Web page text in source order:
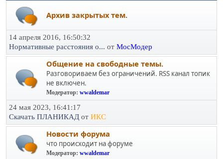
Архив закрытых тем.
14 апреля 2016, 16:50:32
Нормативные расстояния о... от МосМодер
Общение на свободные темы.
Разговориваем без ограничений. RSS канал топик
не включен.
Модератор: wwaldemar
24 мая 2023, 16:41:17
Скачать ПЛАНИКАД от ИКС
Новости форума
что происходит на форуме
Модератор: wwaldemar